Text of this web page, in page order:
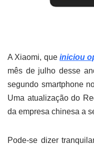
A Xiaomi, que iniciou
mês de julho desse
segundo smartphone
Uma atualização do
da empresa chinesa a
Pode-se dizer